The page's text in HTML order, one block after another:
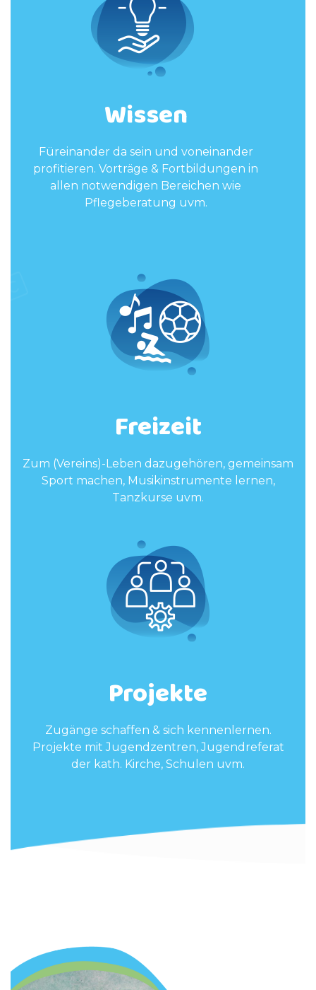
Wissen
Füreinander da sein und voneinander
profitieren. Vorträge & Fortbildungen in
allen notwendigen Bereichen wie
Pflegeberatung uvm.
Freizeit
Zum (Vereins)-Leben dazugehören, gemeinsam
Sport machen, Musikinstrumente lernen,
Tanzkurse uvm.
Projekte
Zugänge schaffen & sich kennenlernen.
Projekte mit Jugendzentren, Jugendreferat
der kath. Kirche, Schulen uvm.